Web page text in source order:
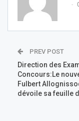
PREV POST
Direction des
Concours:Le
Fulbert
dévoile sa feuille